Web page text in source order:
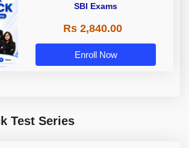
SBI Exams
Rs 2,840.00
Enroll Now
Test Series